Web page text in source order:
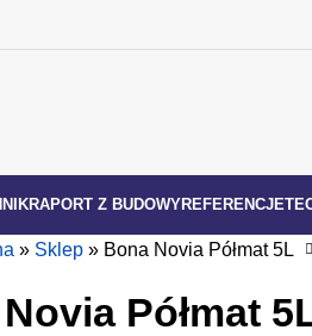
RAPORT Z BUDOWYREFERENCJE
» Sklep » Bona Novia Półmat 5L
Półmat